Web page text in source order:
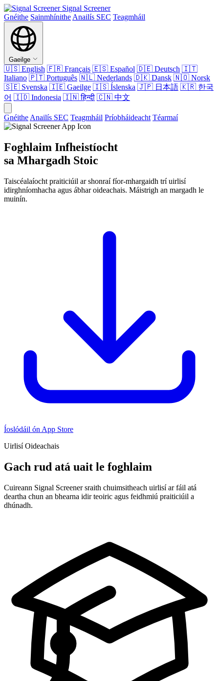
Signal Screener
Gnéithe Sainmhínithe Anailís SEC Teagmháil
Gaeilge
🇺🇸 English 🇫🇷 Français 🇪🇸 Español 🇩🇪 Deutsch 🇮🇹
Italiano 🇵🇹 Português 🇳🇱 Nederlands 🇩🇰 Dansk 🇳🇴 Norsk
🇸🇪 Svenska 🇮🇪 Gaeilge 🇮🇸 Íslenska 🇯🇵 日本語 🇰🇷 한국
어 🇮🇩 Indonesia 🇮🇳हिन्दी 🇨🇳 中文
Gnéithe Anailís SEC Teagmháil Príobháideacht Téarmaí
Foghlaim Infheistíocht
sa Mhargadh Stoic
Taiscéalaíocht praiticiúil ar shonraí fíor-mhargaidh trí uirlisí
idirghníomhacha agus ábhar oideachais. Máistrigh an margadh le
muinín.
Íoslódáil ón App Store
Uirlisí Oideachais
Gach rud atá uait le foghlaim
Cuireann Signal Screener sraith chuimsitheach uirlisí ar fáil atá
deartha chun an bhearna idir teoiric agus feidhmiú praiticiúil a
dhúnadh.